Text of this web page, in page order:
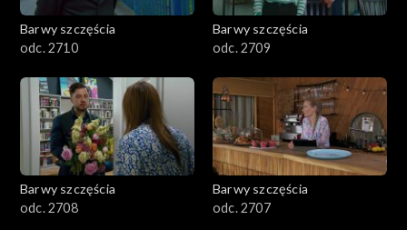
Barwy szczęścia
odc. 2710
Barwy szczęścia
odc. 2709
Barwy szczęścia
odc. 2708
Barwy szczęścia
odc. 2707